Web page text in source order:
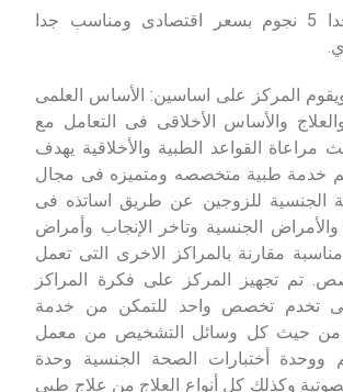
خدمة مميزة جدا 5 نجوم بسعر اقتصادى ومناسب جدا
المركز على اساسين: الأساس العلمى
والأساس الأخلاقى فى التعامل مع
القواعد الطبية والأخلاقية يهدف
خدمة طبية متخصصه ومتميزه فى مجال
الجنسية للزوجين عن طريق اساتذه فى
الجنسية وتاخر الإنجاب وأمراض
مقارنة بالمراكز الاخرى التى تعمل
تم تجهيز المركز على فكرة المراكز
تخدم تخصص واحد للتمكن من خدمة
من حيث كل وسائل التشخيص من معمل
ووحدة أختبارات الصحة الجنسية وحدة
وكذلك كل أنواع العلاج من علاج طبى